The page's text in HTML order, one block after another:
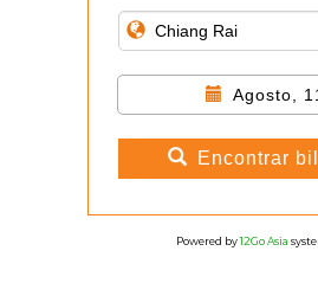
Agosto,
Encontrar
Powered by12Go Asia